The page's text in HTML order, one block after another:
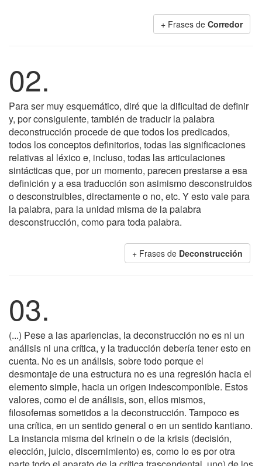
+ Frases de Corredor
02.
Para ser muy esquemático, diré que la dificultad de definir
y, por consiguiente, también de traducir la palabra
deconstrucción procede de que todos los predicados,
todos los conceptos definitorios, todas las significaciones
relativas al léxico e, incluso, todas las articulaciones
sintácticas que, por un momento, parecen prestarse a esa
definición y a esa traducción son asimismo desconstruidos
o desconstruibles, directamente o no, etc. Y esto vale para
la palabra, para la unidad misma de la palabra
desconstrucción, como para toda palabra.
+ Frases de Deconstrucción
03.
(...) Pese a las apariencias, la deconstrucción no es ni un
análisis ni una crítica, y la traducción debería tener esto en
cuenta. No es un análisis, sobre todo porque el
desmontaje de una estructura no es una regresión hacia el
elemento simple, hacia un origen indescomponible. Estos
valores, como el de análisis, son, ellos mismos,
filosofemas sometidos a la deconstrucción. Tampoco es
una crítica, en un sentido general o en un sentido kantiano.
La instancia misma del krinein o de la krisis (decisión,
elección, juicio, discernimiento) es, como lo es por otra